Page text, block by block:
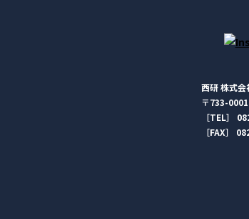
西研 株式会
〒733-
［TEL］
［FAX］